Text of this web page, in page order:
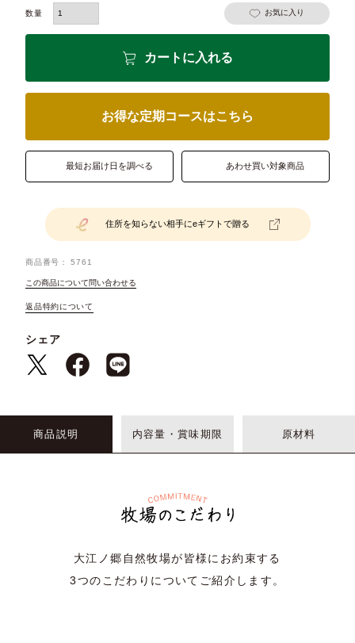
お気に入り
カートに入れる
お得な定期コースはこちら
最短お届け日を調べる あわせ買い対象商品
住所を知らない相手にeギフトで贈る
商品番号 5761
この商品について問い合わせる
返品特約について
シェア
商品説明 内容量・賞味期限 原材料
大江ノ郷自然牧場が皆様にお約束する
3つのこだわりについてご紹介します。